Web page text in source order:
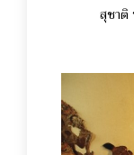
สุชาติ